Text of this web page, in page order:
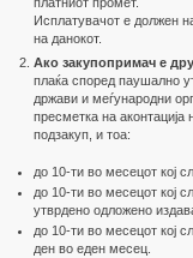
Исплатувачот е должен
на данокот.
Ако закупопримач е
плаќа според паушално
држави и меѓународни
пресметка на
подзакуп, и тоа:
до 10-ти во месецот кој
до 10-ти во месецот кој
утврдено одложено
до 10-ти во месецот кој
ден во еден месец.